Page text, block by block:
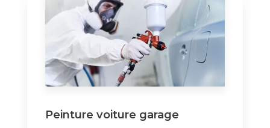
Peinture voiture garage